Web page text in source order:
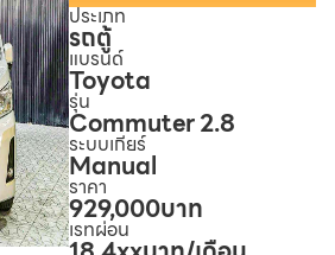
ประเภท
รถตู้
แบรนด์
Toyota
รุ่น
Commuter 2.8
ระบบเกียร์
Manual
ราคา
929,000บาท
เรทผ่อน